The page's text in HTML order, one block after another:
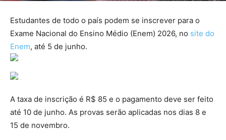
Estudantes de todo o país podem se inscrever para o
Exame Nacional do Ensino Médio (Enem) 2026, no site do
Enem, até 5 de junho.
A taxa de inscrição é R$ 85 e o pagamento deve ser feito
até 10 de junho. As provas serão aplicadas nos dias 8 e
15 de novembro.